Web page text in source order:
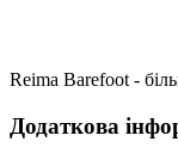
Reima Barefoot -
Додаткова